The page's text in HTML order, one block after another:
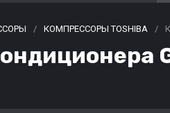
/ КОМПРЕССОРЫ TOSHIBA /